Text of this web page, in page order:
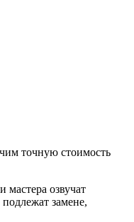
точную стоимость
озвучат
замене,